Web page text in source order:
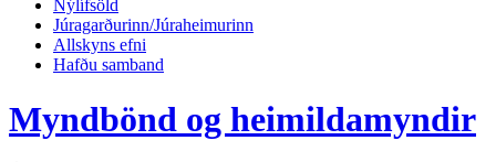
Nýlífsöld
Júragarðurinn/Júraheimurinn
Allskyns efni
Hafðu samband
Myndbönd og heimildamyndir